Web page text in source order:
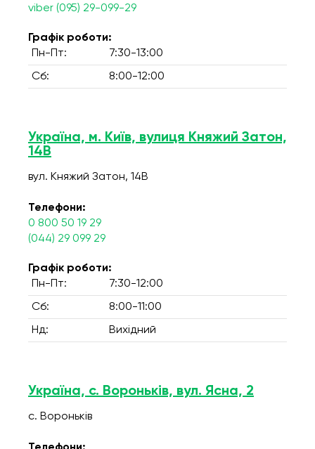
viber (095) 29-099-29
Графік роботи:
Пн-Пт:
7:30-13:00
Сб: 8:00-12:00
Україна, м. Київ, вулиця Княжий Затон,
14В
вул. Княжий Затон, 14В
Телефони:
0 800 50 19 29
(044) 29 099 29
Графік роботи:
Пн-Пт:
7:30-12:00
Сб: 8:00-11:00
Нд: Вихідний
Україна, с. Вороньків, вул. Ясна, 2
с. Вороньків